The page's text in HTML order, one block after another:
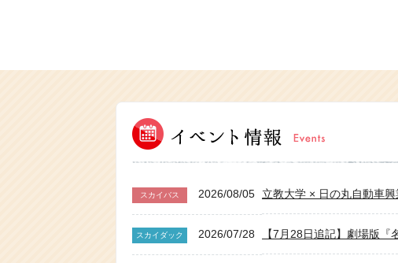
スカイバス 2026/08/05
スカイダック 2026/07/28